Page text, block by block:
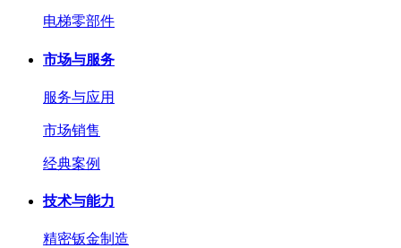
电梯零部件
市场与服务
服务与应用
市场销售
经典案例
技术与能力
精密钣金制造